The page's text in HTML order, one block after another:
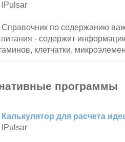
IPulsar
Справочник по содержанию
питания - содержит
клетчатки,
программы
Калькулятор для расчета
IPulsar